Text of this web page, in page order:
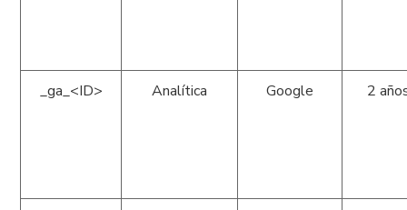
_ga_<ID> Analítica Google 2